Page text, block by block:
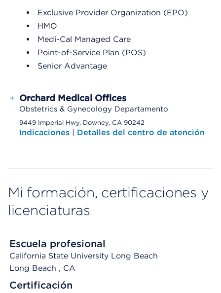
Exclusive Provider Organization (EPO)
HMO
Medi-Cal Managed Care
Point-of-Service Plan (POS)
Senior Advantage
+ Orchard Medical Offices
Obstetrics & Gynecology Departamento
9449 Imperial Hwy, Downey, CA 90242
Indicaciones | Detalles del centro de atención
Mi formación, certificaciones y
licenciaturas
Escuela profesional
California State University Long Beach
Long Beach , CA
Certificación